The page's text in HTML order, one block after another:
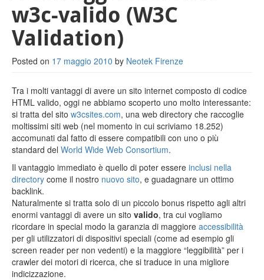
Link utili
Privacy
w3c-valido (W3C
Validation)
Posted on 17 maggio 2010 by Neotek Firenze
Tra i molti vantaggi di avere un sito internet composto di codice
HTML valido, oggi ne abbiamo scoperto uno molto interessante:
si tratta del sito w3csites.com, una web directory che raccoglie
moltissimi siti web (nel momento in cui scriviamo 18.252)
accomunati dal fatto di essere compatibili con uno o più
standard del World Wide Web Consortium.
Il vantaggio immediato è quello di poter essere inclusi nella
directory come il nostro nuovo sito, e guadagnare un ottimo
backlink.
Naturalmente si tratta solo di un piccolo bonus rispetto agli altri
enormi vantaggi di avere un sito valido, tra cui vogliamo
ricordare in special modo la garanzia di maggiore accessibilità
per gli utilizzatori di dispositivi speciali (come ad esempio gli
screen reader per non vedenti) e la maggiore “leggibilità” per i
crawler dei motori di ricerca, che si traduce in una migliore
indicizzazione.